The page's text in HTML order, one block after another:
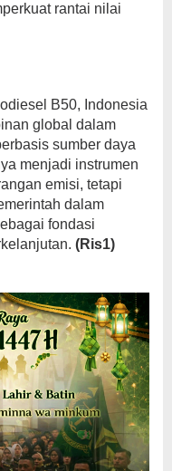
rantai nilai
B50, Indonesia
global dalam
sumber daya
menjadi instrumen
emisi, tetapi
dalam
fondasi
(Ris1)